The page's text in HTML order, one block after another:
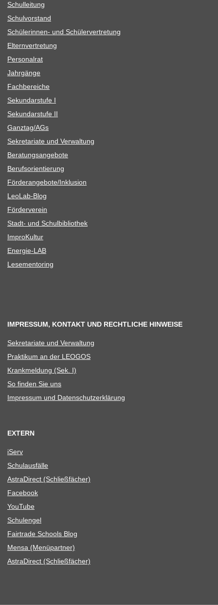
Schul­lei­tung
Schul­vor­stand
Schü­le­rin­nen- und Schülervertretung
Eltern­ver­tre­tung
Per­so­nal­rat
Jahr­gänge
Fach­be­rei­che
Sekun­dar­stufe I
Sekun­dar­stufe II
Ganztag/​​AGs
Sekre­ta­riate und Verwaltung
Bera­tungs­an­ge­bote
Berufs­ori­en­tie­rung
Förderangebote/​​Inklusion
Leo­Lab-Blog
För­der­ver­ein
Stadt- und Schulbibliothek
Impro­Kul­tur
Ener­­gie-LAB
Lese­men­to­ring
IMPRESSUM, KONTAKT UND RECHTLICHE HINWEISE
Sekre­ta­riate und Verwaltung
Prak­ti­kum an der LEOGOS
Krank­mel­dung (Sek. I)
So fin­den Sie uns
Impres­sum und Datenschutzerklärung
EXTERN
iServ
Schul­aus­fälle
Astra­Di­rect (Schließ­fä­cher)
Face­book
You­Tube
Schul­en­gel
Fair­trade Schools Blog
Mensa (Menü­part­ner)
Astra­Di­rect (Schließ­fä­cher)